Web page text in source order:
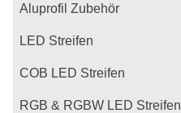
Aluprofil Zubehör
LED Streifen
COB LED Streifen
RGB & RGBW LED Streifen